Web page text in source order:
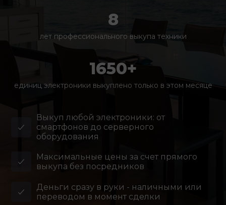
8
лет профессионального выкупа техники
1650+
единиц электроники выкуплено только в этом месяце
Выкуп любой электроники: от
смартфонов до серверного
оборудования
Максимальные цены за счет прямого
выкупа без посредников
Деньги сразу в руки - наличными или
переводом в момент сделки